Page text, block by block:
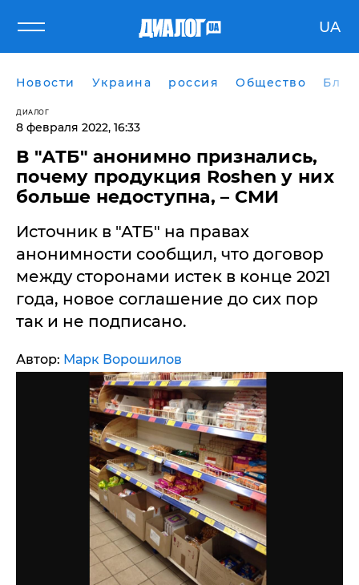
UA
Новости Украина россия Общество
ДИАЛОГ
8 февраля 2022, 16:33
В "АТБ" анонимно признались,
почему продукция Roshen у них
больше недоступна, – СМИ
Источник в "АТБ" на правах
анонимности сообщил, что договор
между сторонами истек в конце 2021
года, новое соглашение до сих пор
так и не подписано.
Автор: Марк Ворошилов